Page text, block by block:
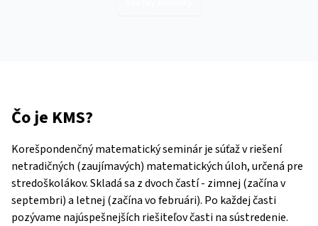
Čo je KMS?
Korešpondenčný matematický seminár je súťaž v riešení
netradičných (zaujímavých) matematických úloh, určená pre
stredoškolákov. Skladá sa z dvoch častí - zimnej (začína v
septembri) a letnej (začína vo februári). Po každej časti
pozývame najúspešnejších riešiteľov časti na sústredenie.